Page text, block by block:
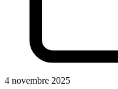
4 novembre 2025